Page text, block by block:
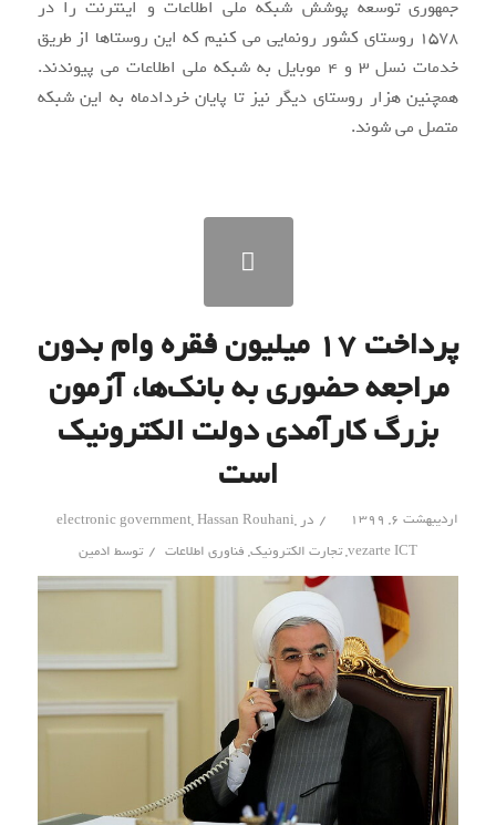
جمهوری توسعه پوشش شبکه ملی اطلاعات و اینترنت را در
۱۵۷۸ روستای کشور رونمایی می کنیم که این روستاها از طریق
خدمات نسل ۳ و ۴ موبایل به شبکه ملی اطلاعات می پیوندند.
همچنین هزار روستای دیگر نیز تا پایان خردادماه به این شبکه
متصل می شوند.
پرداخت ۱۷ میلیون فقره وام بدون
مراجعه حضوری به بانک‌ها، آزمون
بزرگ کارآمدی دولت الکترونیک
است
اردیبهشت ۶, ۱۳۹۹ / در electronic government,Hassan Rouhani,
vezarte ICT
,تجارت الکترونیک, فناوری اطلاعات / توسط ادمین